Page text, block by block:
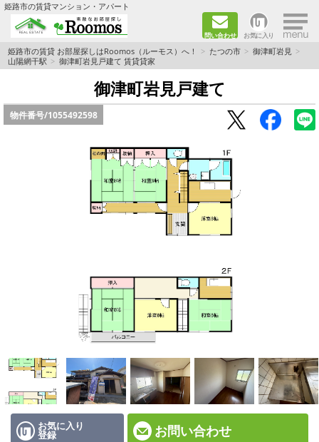
姫路市の賃貸マンション・アパート
問い合わせ お気に入り ×
TOPページ
ファミリー向けの部屋を探す
一人暮らし向けの部屋を探す
ペットと暮らせる部屋を探す
カップル向けの部屋を探す
ネット無料の部屋を探す
☆インターネット無料物件☆
☆敷金·礼金0円物件☆
路線·駅から探す
姫路市の賃貸 お部屋探しはRoomos（ルーモス）へ！ たつの市
御津町岩見
山陽網干駅
御津町岩見戸建て 賃貸貸家
御津町岩見戸建て
物件番号/1055492598
お気に入り
登録 お問い合わせ